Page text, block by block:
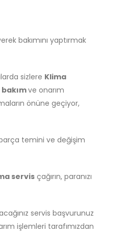
bakımını yaptırmak
sizlere Klima
bakımve onarım
önüne geçiyor,
temini ve değişim
servisçağırın, paranızı
servis başvurunuz
işlemleri tarafımızdan